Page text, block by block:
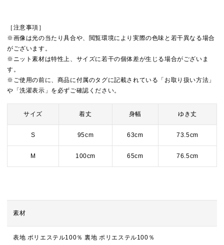
［注意事項］
※画像は光の当たり具合や、閲覧環境により実際の色味と若干異なる場合
がございます。
※ニット素材は特性上、サイズに若干の個体差が生じる場合がございま
す。
※ご使用の前に、商品に付属のタグに記載されている「お取り扱い方法」
や「洗濯表示」を必ずご確認ください。
サイズ 着丈 身幅 ゆき丈
S 95cm 63cm 73.5cm
M 100cm 65cm 76.5cm
素材
表地 ポリエステル100％ 裏地 ポリエステル100％